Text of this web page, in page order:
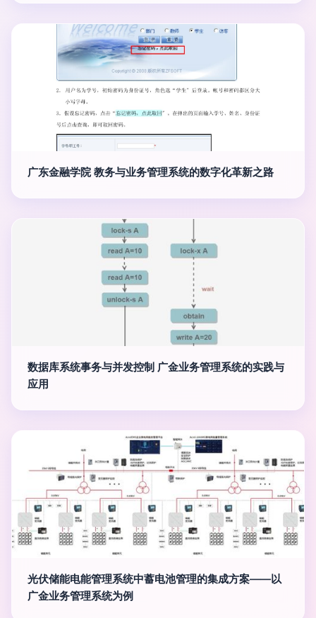
广东金融学院 教务与业务管理系统的数字化革新之路
数据库系统事务与并发控制 广金业务管理系统的实践与
应用
光伏储能电能管理系统中蓄电池管理的集成方案——以
广金业务管理系统为例